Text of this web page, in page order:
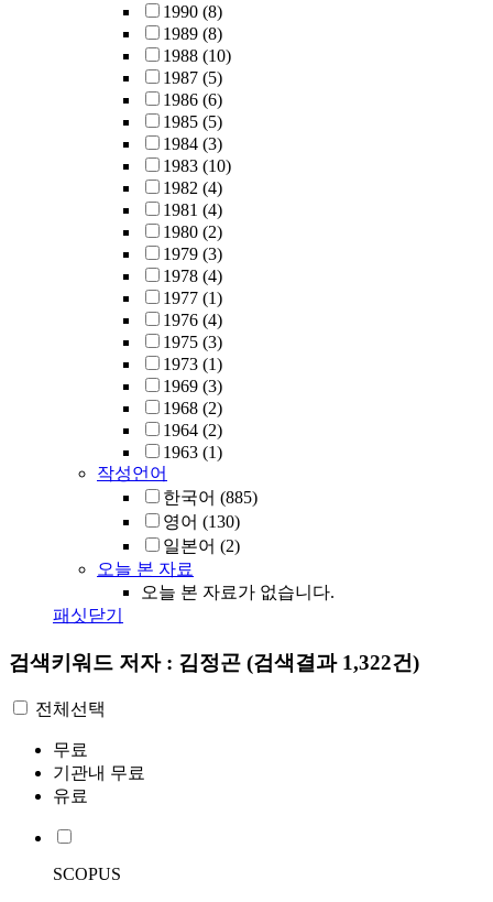
1990 (8)
1989 (8)
1988 (10)
1987 (5)
1986 (6)
1985 (5)
1984 (3)
1983 (10)
1982 (4)
1981 (4)
1980 (2)
1979 (3)
1978 (4)
1977 (1)
1976 (4)
1975 (3)
1973 (1)
1969 (3)
1968 (2)
1964 (2)
1963 (1)
작성언어
한국어 (885)
영어 (130)
일본어 (2)
오늘 본 자료
오늘 본 자료가 없습니다.
패싯닫기
검색키워드 저자 : 김정곤 (검색결과 1,322건)
전체선택
무료
기관내 무료
유료
SCOPUS